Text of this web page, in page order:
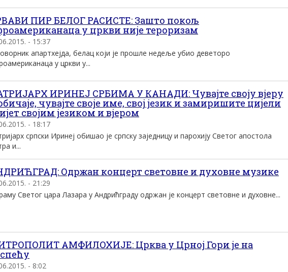
ПИР БЕЛОГ РАСИСТЕ: Зашто покољ
у цркви није тероризам
- 15:37
апартхејда, белац који је прошле недеље убио деветоро
у цркви у...
ИРИНЕЈ СРБИМА У КАНАДИ: Чувајте своју вјеру
чувајте своје име, свој језик и замиришите цијели
својим језиком и вјером
- 18:17
српски Иринеј обишао је српску заједницу и парохију Светог апостола
и...
Одржан концерт световне и духовне музике
- 21:29
Светог цара Лазара у Андрићграду одржан је концерт световне и духовне...
АМФИЛОХИЈЕ: Црква у Црној Гори је на
- 8:02